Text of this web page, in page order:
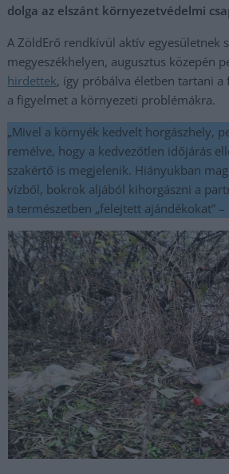
dolga az elszánt környezetvédelmi
A ZöldErő rendkívül aktív egyesületnek
megyeszékhelyen, augusztus közepén
hirdettek, így próbálva életben tartani
a figyelmet a környezeti problémákra.
„Mivel a környék kedvelt horgászhely,
remélve, hogy a kedvezőtlen időjárás
szakértő is megjelenik. Hiányukban
vízből, bokrok aljából kihorgászni a
a természetben „felejtett ajándékokat” –